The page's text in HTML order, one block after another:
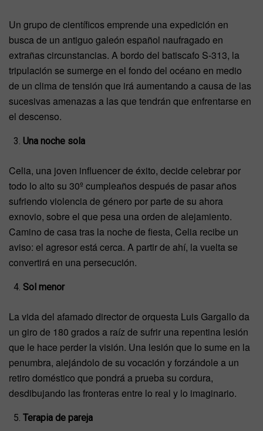
Un grupo de científicos emprende una expedición en
busca de un antiguo galeón español naufragado en
extrañas circunstancias. A bordo del batiscafo S-313, la
tripulación se sumerge en el fondo del océano en medio
de un clima de tensión que irá aumentando a causa de las
sucesivas amenazas a las que tendrán que enfrentarse en
el descenso.
Una noche sola
Celia, una joven influencer de éxito, decide celebrar por
todo lo alto su 30º cumpleaños después de pasar años
sufriendo violencia de género por parte de su ahora
exnovio, sobre el que pesa una orden de alejamiento.
Camino de casa tras la noche de fiesta, Celia recibe un
aviso: el agresor está cerca. A partir de ahí, la vuelta se
convertirá en una persecución.
Sol menor
La vida del afamado director de orquesta Luis Gargallo da
un giro de 180 grados a raíz de sufrir una repentina lesión
que le hace perder la visión. Una lesión que lo sume en la
penumbra, alejándolo de su vocación y forzándole a un
retiro doméstico que pondrá a prueba su cordura,
desdibujando las fronteras entre lo real y lo imaginario.
Terapia de pareja